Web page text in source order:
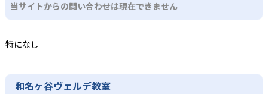
当サイトからの問い合わせは現在できません
特になし
和名ヶ谷ヴェルデ教室